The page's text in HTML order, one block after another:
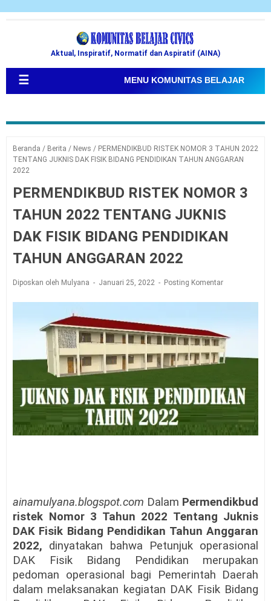
Aktual, Inspiratif, Normatif dan Aspiratif (AINA)
☰ MENU KOMUNITAS BELAJAR
Beranda / Berita / News / PERMENDIKBUD RISTEK NOMOR 3 TAHUN 2022
TENTANG JUKNIS DAK FISIK BIDANG PENDIDIKAN TAHUN ANGGARAN
2022
PERMENDIKBUD RISTEK NOMOR 3
TAHUN 2022 TENTANG JUKNIS
DAK FISIK BIDANG PENDIDIKAN
TAHUN ANGGARAN 2022
Diposkan oleh Mulyana Januari 25, 2022 Posting Komentar
ainamulyana.blogspot.com Dalam Permendikbud
ristek Nomor 3 Tahun 2022 Tentang Juknis
DAK Fisik Bidang Pendidikan Tahun Anggaran
2022, dinyatakan bahwa Petunjuk operasional
DAK Fisik Bidang Pendidikan merupakan
pedoman operasional bagi Pemerintah Daerah
dalam melaksanakan kegiatan DAK Fisik Bidang